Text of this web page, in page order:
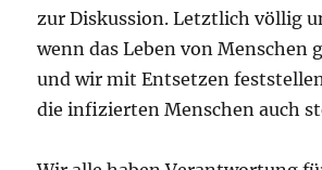
zur Diskussion. Letztlich völlig
wenn das Leben von Menschen
und wir mit Entsetzen
die infizierten Menschen auch